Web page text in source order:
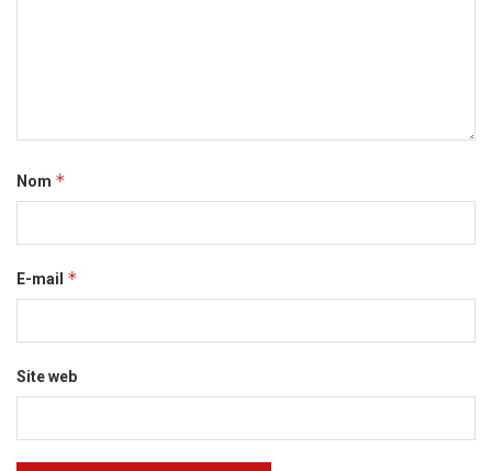
Nom *
E-mail *
Site web